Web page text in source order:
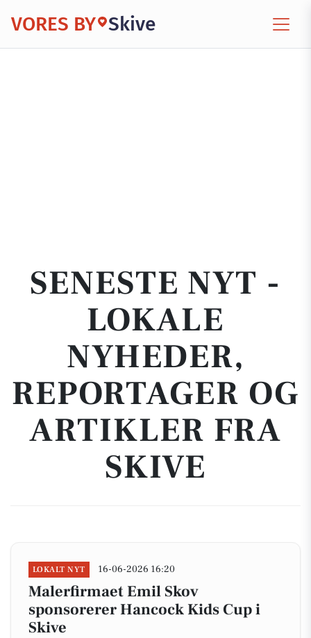
VORES BY Skive
SENESTE NYT -
LOKALE
NYHEDER,
REPORTAGER OG
ARTIKLER FRA
SKIVE
LOKALT NYT 16-06-2026 16:20
Malerfirmaet Emil Skov
sponsorerer Hancock Kids Cup i
Skive